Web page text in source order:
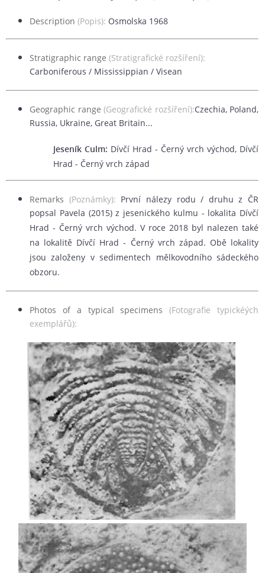
Description (Popis): Osmolska 1968
Stratigraphic range (Stratigrafické rozšíření):
Carboniferous / Mississippian / Visean
Geographic range (Geografické rozšíření):Czechia, Poland,
Russia, Ukraine, Great Britain...
Jeseník Culm: Dívčí Hrad - Černý vrch východ, Dívčí
Hrad - Černý vrch západ
Remarks (Poznámky): První nálezy rodu / druhu z ČR
popsal Pavela (2015) z jesenického kulmu - lokalita Dívčí
Hrad - Černý vrch východ. V roce 2018 byl nalezen také
na lokalitě Dívčí Hrad - Černý vrch západ. Obě lokality
jsou založeny v sedimentech mělkovodního sádeckého
obzoru.
Photos of a typical specimens (Fotografie typickéých
exemplářů):